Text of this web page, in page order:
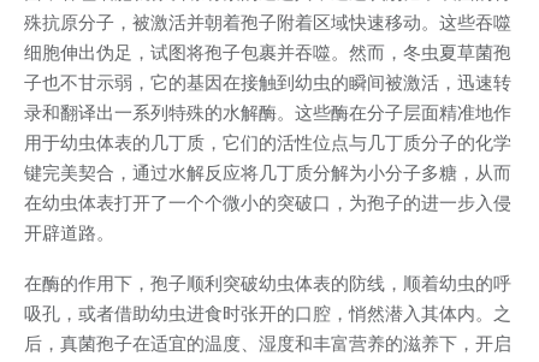
殊抗原分子，被激活并朝着孢子附着区域快速移动。这些吞噬
细胞伸出伪足，试图将孢子包裹并吞噬。然而，冬虫夏草菌孢
子也不甘示弱，它的基因在接触到幼虫的瞬间被激活，迅速转
录和翻译出一系列特殊的水解酶。这些酶在分子层面精准地作
用于幼虫体表的几丁质，它们的活性位点与几丁质分子的化学
键完美契合，通过水解反应将几丁质分解为小分子多糖，从而
在幼虫体表打开了一个个微小的突破口，为孢子的进一步入侵
开辟道路。
在酶的作用下，孢子顺利突破幼虫体表的防线，顺着幼虫的呼
吸孔，或者借助幼虫进食时张开的口腔，悄然潜入其体内。之
后，真菌孢子在适宜的温度、湿度和丰富营养的滋养下，开启